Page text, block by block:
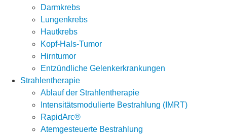
Darmkrebs
Lungenkrebs
Hautkrebs
Kopf-Hals-Tumor
Hirntumor
Entzündliche Gelenkerkrankungen
Strahlentherapie
Ablauf der Strahlentherapie
Intensitätsmodulierte Bestrahlung (IMRT)
RapidArc®
Atemgesteuerte Bestrahlung